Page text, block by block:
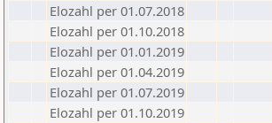
Elozahl per 01.07.2018
Elozahl per 01.10.2018
Elozahl per 01.01.2019
Elozahl per 01.04.2019
Elozahl per 01.07.2019
Elozahl per 01.10.2019